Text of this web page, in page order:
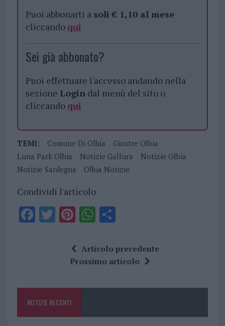
Puoi abbonarti a soli € 1,10 al mese
cliccando qui
Sei già abbonato?
Puoi effettuare l'accesso andando nella
sezione Logindal menù del sito o
cliccando qui
TEMI: Comune Di Olbia
Giostre Olbia
Luna Park Olbia
Notizie Gallura
Notizie Olbia
Notizie Sardegna
Olbia Notizie
Condividi l'articolo
F
o
k
T Pi
te
re
W
at
s
p
S
a
re
Articolo precedente
Prossimo articolo
NOTIZIE RECENTI